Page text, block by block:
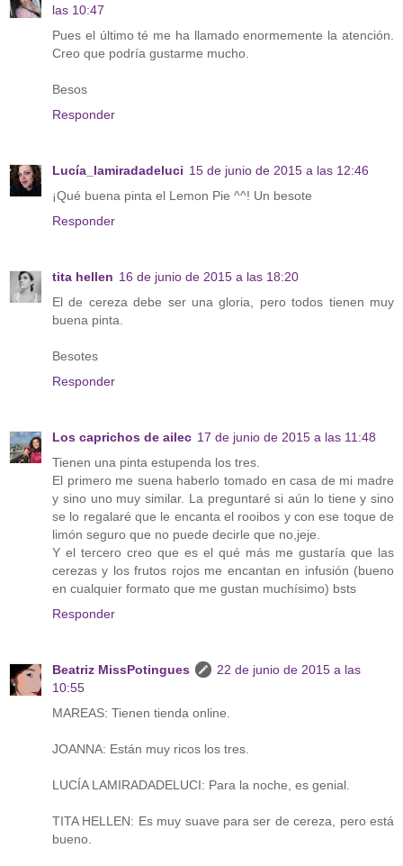
las 10:47
Pues el último té me ha llamado enormemente la atención.
Creo que podría gustarme mucho.
Besos
Responder
Lucía_lamiradadeluci 15 de junio de 2015 a las 12:46
¡Qué buena pinta el Lemon Pie ^^! Un besote
Responder
tita hellen 16 de junio de 2015 a las 18:20
El de cereza debe ser una gloria, pero todos tienen muy
buena pinta.
Besotes
Responder
Los caprichos de ailec 17 de junio de 2015 a las 11:48
Tienen una pinta estupenda los tres.
El primero me suena haberlo tomado en casa de mi madre
y sino uno muy similar. La preguntaré si aún lo tiene y sino
se lo regalaré que le encanta el rooibos y con ese toque de
limón seguro que no puede decirle que no,jeje.
Y el tercero creo que es el qué más me gustaría que las
cerezas y los frutos rojos me encantan en infusión (bueno
en cualquier formato que me gustan muchísimo) bsts
Responder
Beatriz MissPotingues
22 de junio de 2015 a las
10:55
MAREAS: Tienen tienda online.
JOANNA: Están muy ricos los tres.
LUCÍA LAMIRADADELUCI: Para la noche, es genial.
TITA HELLEN: Es muy suave para ser de cereza, pero está
bueno.